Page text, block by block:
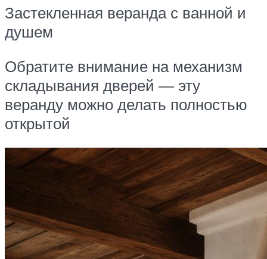
Застекленная веранда с ванной и
душем
Обратите внимание на механизм
складывания дверей — эту
веранду можно делать полностью
открытой